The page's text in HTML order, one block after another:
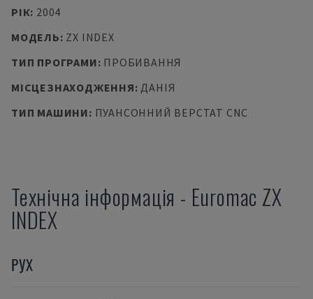
РІК: 2004
МОДЕЛЬ: ZX INDEX
ТИП ПРОГРАМИ: ПРОБИВАННЯ
МІСЦЕЗНАХОДЖЕННЯ:ДАНІЯ
ТИП МАШИНИ: ПУАНСОННИЙ ВЕРСТАТ CNC
Технічна інформація - Euromac ZX
INDEX
РУХ